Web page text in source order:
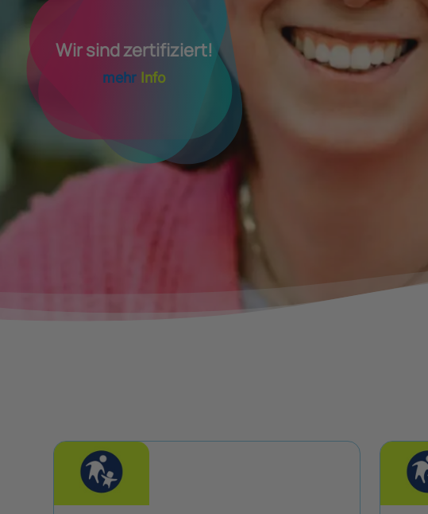
Wir sind zertifiziert!
mehr Info